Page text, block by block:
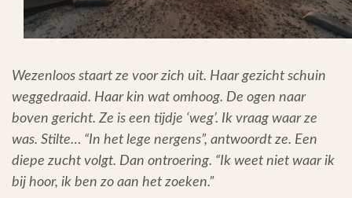
Wezenloos staart ze voor zich uit. Haar gezicht schuin
weggedraaid. Haar kin wat omhoog. De ogen naar
boven gericht. Ze is een tijdje ‘weg’. Ik vraag waar ze
was. Stilte… “In het lege nergens”, antwoordt ze. Een
diepe zucht volgt. Dan ontroering. “Ik weet niet waar ik
bij hoor, ik ben zo aan het zoeken.”